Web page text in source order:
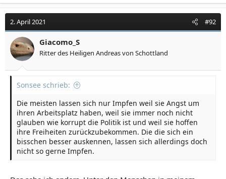
2. April 2021 #92
Giacomo_S
Ritter des Heiligen Andreas von Schottland
Sonsee schrieb:
Die meisten lassen sich nur Impfen weil sie Angst um
ihren Arbeitsplatz haben, weil sie immer noch nicht
glauben wie korrupt die Politik ist und weil sie hoffen
ihre Freiheiten zurückzubekommen. Die die sich ein
bisschen besser auskennen, lassen sich allerdings doch
nicht so gerne Impfen.